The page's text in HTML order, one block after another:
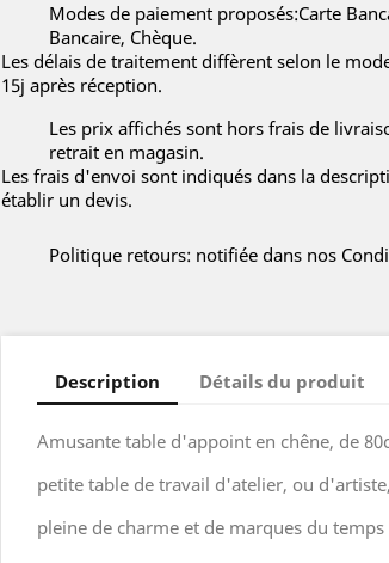
Modes de paiement proposés:Carte
Bancaire, Chèque.
Les délais de traitement diffèrent selon le
15j après réception.
Les prix affichés sont hors frais de
retrait en magasin.
Les frais d'envoi sont indiqués dans la
établir un devis.
Politique retours: notifiée dans nos
Description Détails du produit
Amusante table d'appoint en chêne, de
petite table de travail d'atelier, ou d'artiste,
pleine de charme et de marques du temps